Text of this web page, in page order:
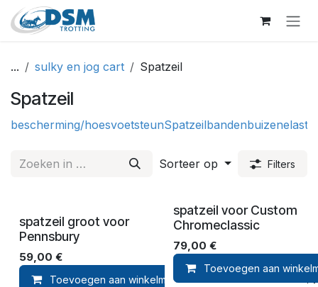
Overslaan naar inhoud
... sulky en jog cart Spatzeil
Spatzeil
bescherming/hoesvoetsteunSpatzeilbandenbuizen
Sorteer op Filters
spatzeil groot voor
Pennsbury
59,00 €
Toevoegen aan winkelmandje Toevoegen aan
spatzeil voor Custom
Chromeclassic
79,00 €
Toevoegen aan